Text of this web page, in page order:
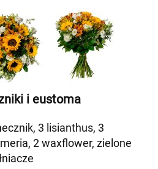
i eustoma
3 lisianthus, 3
2 waxflower, zielone